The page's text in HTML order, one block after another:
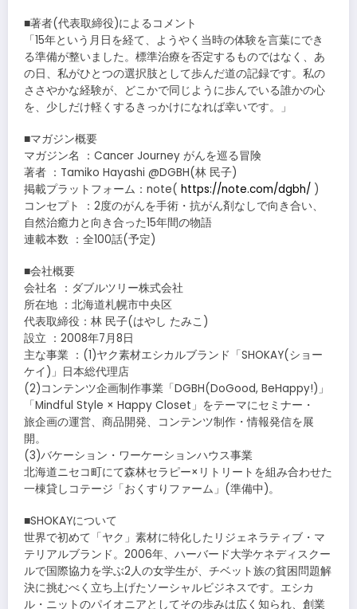
■著者(代表取締役)によるコメント
「15年という月日を経て、ようやく当時の体験を言葉にでき
る準備が整いました。標準治療を否定するものではなく、あ
の日、私がひとつの選択肢として歩んだ道の記録です。私の
ささやかな経験が、どこかで同じように歩んでいる誰かの心
を、少しだけ軽くするきっかけになれば幸いです。」
■マガジン概要
マガジン名 ：Cancer Journey がんを巡る冒険
著者 ：Tamiko Hayashi @DGBH(林 民子)
掲載プラットフォーム：note( https://note.com/dgbh/ )
コンセプト ：2度のがんを手術・抗がん剤なしで向き合い、
自然治癒力と向き合った15年間の物語
連載本数 ：全100話(予定)
■会社概要
会社名 ：ダブルツリー株式会社
所在地 ：北海道札幌市中央区
代表取締役：林 民子(はやし たみこ)
設立 ：2008年7月8日
主な事業 ：(1)ヤク素材エシカルブランド「SHOKAY(ショー
ケイ)」日本総代理店
(2)コンテンツ企画制作事業「DGBH(DoGood, BeHappy!)」
「Mindful Style × Happy Closet」をテーマにセミナー・
旅企画の運営、商品開発、コンテンツ制作・情報発信を展
開。
(3)バケーション・ワーケーションハウス事業
北海道ニセコ町にて森林セラピー×リトリートを組み合わせた
一棟貸しコテージ「おくすりファーム」(準備中)。
■SHOKAYについて
世界で初めて「ヤク」素材に特化したリジェネラティブ・マ
テリアルブランド。2006年、ハーバード大学ケネディスクー
ルで国際協力を学ぶ2人の女学生が、チベット族の貧困問題解
決に挑むべく立ち上げたソーシャルビジネスです。エシカ
ル・ニットのパイオニアとしてその歩みは広く知られ、創業